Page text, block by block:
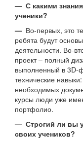
— С какими
ученики?
— Во-первых, это
ребята будут
деятельности. Во-
проект – полный
выполненный в 3D-
технические
необходимых
курсы люди уже
портфолио.
— Строгий ли вы
своих учеников?